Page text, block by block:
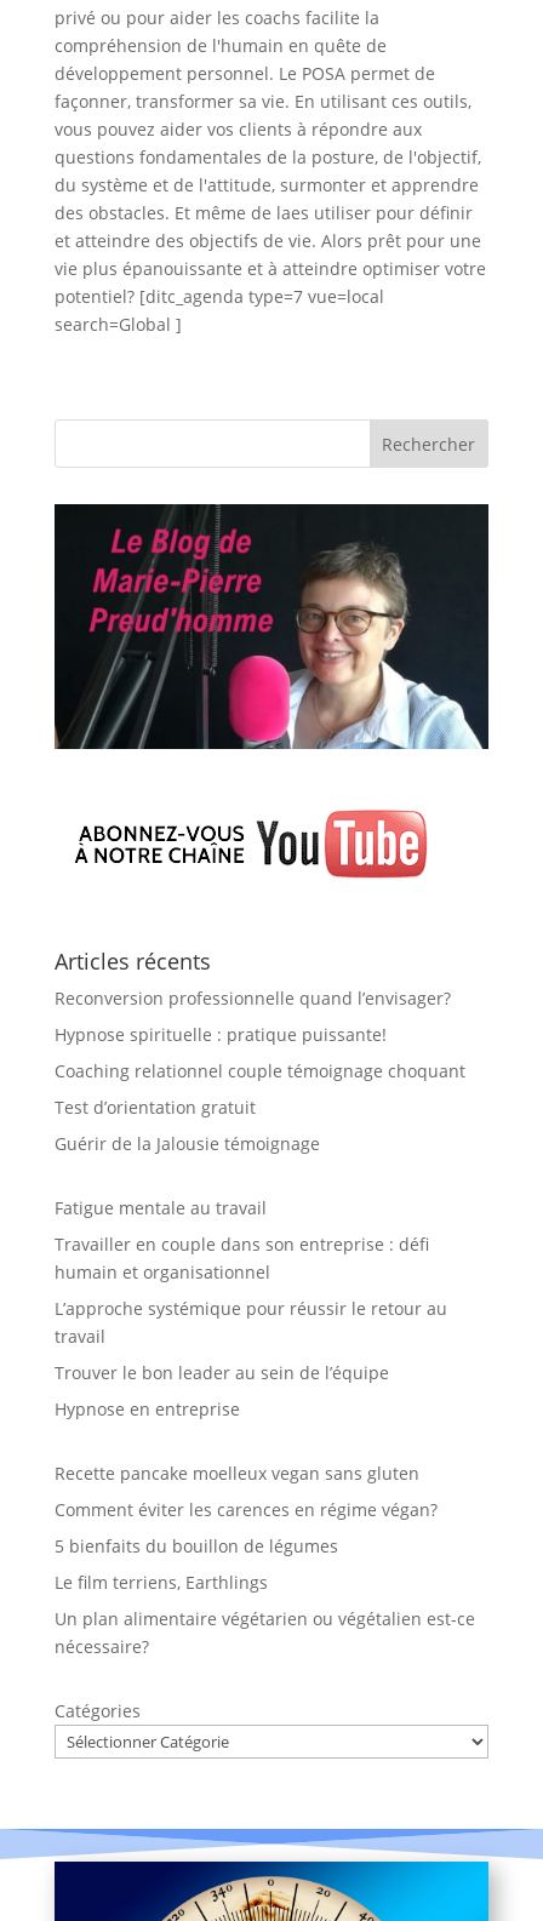
privé ou pour aider les coachs facilite la
compréhension de l'humain en quête de
développement personnel. Le POSA permet de
façonner, transformer sa vie. En utilisant ces outils,
vous pouvez aider vos clients à répondre aux
questions fondamentales de la posture, de l'objectif,
du système et de l'attitude, surmonter et apprendre
des obstacles. Et même de laes utiliser pour définir
et atteindre des objectifs de vie. Alors prêt pour une
vie plus épanouissante et à atteindre optimiser votre
potentiel? [ditc_agenda type=7 vue=local
search=Global ]
Articles récents
Reconversion professionnelle quand l’envisager?
Hypnose spirituelle : pratique puissante!
Coaching relationnel couple témoignage choquant
Test d’orientation gratuit
Guérir de la Jalousie témoignage
Fatigue mentale au travail
Travailler en couple dans son entreprise : défi
humain et organisationnel
L’approche systémique pour réussir le retour au
travail
Trouver le bon leader au sein de l’équipe
Hypnose en entreprise
Recette pancake moelleux vegan sans gluten
Comment éviter les carences en régime végan?
5 bienfaits du bouillon de légumes
Le film terriens, Earthlings
Un plan alimentaire végétarien ou végétalien est-ce
nécessaire?
Catégories